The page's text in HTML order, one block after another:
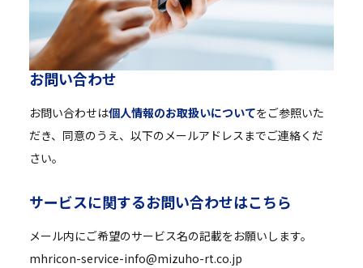
お問い合わせ
お問い合わせは個人情報のお取扱いについてをご参照いた
だき、同意のうえ、以下のメールアドレスまでご連絡くだ
さい。
サービスに関するお問い合わせはこちら
メール内にご希望のサービス名の記載をお願いします。
mhricon-service-info@mizuho-rt.co.jp